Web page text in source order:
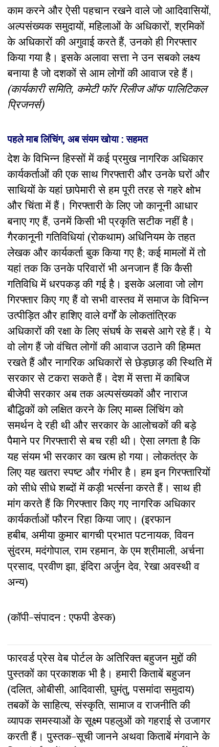
काम करने और ऐसी पहचान रखने वाले जो आदिवासियों,
अल्पसंख्यक समुदायों,महिलाओं के अधिकारों,श्रमिकों
के अधिकारों की अगुवाई करते हैं,उनको ही गिरफ्तार
किया गया है। इसके अलावा सत्ता ने उन सबको लक्ष्य
बनाया है जो दशकों से आम लोगों की आवाज रहे हैं।
(कार्यकारी समिति, कमेटी फॉर रिलीज ऑफ पालिटिकल
प्रिजनर्स)
पहले माब लिंचिंग, अब संयम खोया : सहमत
देश के विभिन्न हिस्सों में कई प्रमुख नागरिक अधिकार
कार्यकर्ताओं की एक साथ गिरफ्तारी और उनके घरों और
साथियों के यहां छापेमारी से हम पूरी तरह से गहरे क्षोभ
और चिंता में हैं। गिरफ्तारी के लिए जो कानूनी आधार
बनाए गए हैं, उनमें किसी भी प्रकृति सटीक नहीं है।
गैरकानूनी गतिविधियां (रोकथाम) अधिनियम के तहत
लेखक और कार्यकर्ता बुक किया गए है; कई मामलों में तो
यहां तक कि उनके परिवारों भी अनजान हैं कि कैसी
गतिविधि में धरपकड़ की गई है। इसके अलावा जो लोग
गिरफ्तार किए गए हैं वो सभी वास्तव में समाज के विभिन्न
उत्पीड़ित और हाशिए वाले वर्गों के लोकतांत्रिक
अधिकारों की रक्षा के लिए संघर्ष के सबसे आगे रहे हैं। ये
वो लोग हैं जो वंचित लोगों की आवाज उठाने की हिम्मत
रखते हैं और नागरिक अधिकारों से छेड़छाड़ की स्थिति में
सरकार से टकरा सकते हैं। देश में सत्ता में काबिज
बीजेपी सरकार अब तक अल्पसंख्यकों और नाराज
बौद्धिकों को लक्षित करने के लिए माब्स लिंचिंग को
समर्थन दे रही थी और सरकार के आलोचकों की बड़े
पैमाने पर गिरफ्तारी से बच रही थी। ऐसा लगता है कि
यह संयम भी सरकार का खत्म हो गया। लोकतंत्र के
लिए यह खतरा स्पष्ट और गंभीर है। हम इन गिरफ्तारियों
को सीधे सीधे शब्दों में कड़ी भर्त्सना करते हैं। साथ ही
मांग करते हैं कि गिरफ्तार किए गए नागरिक अधिकार
कार्यकर्ताओं फौरन रिहा किया जाए। (इरफान
हबीब, अमीया कुमार बागची प्रभात पटनायक, विवन
सुंदरम, मदंगोपाल, राम रहमान, के एम श्रीमाली, अर्चना
प्रसाद, प्रवीण झा, इंदिरा अर्जुन देव, रेखा अवस्थी व
अन्य)
(कॉपी-संपादन : एफपी डेस्क)
फारवर्ड प्रेस वेब पोर्टल के अतिरिक्‍त बहुजन मुद्दों की
पुस्‍तकों का प्रकाशक भी है। हमारी किताबें बहुजन
(दलित, ओबीसी, आदिवासी, घुमंतु, पसमांदा समुदाय)
तबकों के साहित्‍य, संस्कृति, सामाज व राजनीति की
व्‍यापक समस्‍याओं के सूक्ष्म पहलुओं को गहराई से उजागर
करती हैं। पुस्तक-सूची जानने अथवा किताबें मंगवाने के